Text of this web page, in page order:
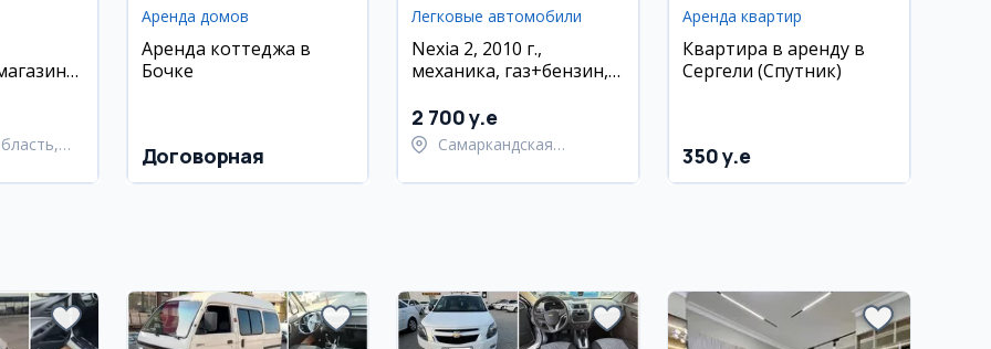
Аренда домов
Аренда коттеджа в
Бочке
Договорная
Легковые автомобили
Nexia 2, 2010 г.,
механика, газ+бензин,
2 700 y.e
Самаркандская
Самаркандский район
Аренда квартир
Квартира в аренду в
Сергели (Спутник)
350 y.e